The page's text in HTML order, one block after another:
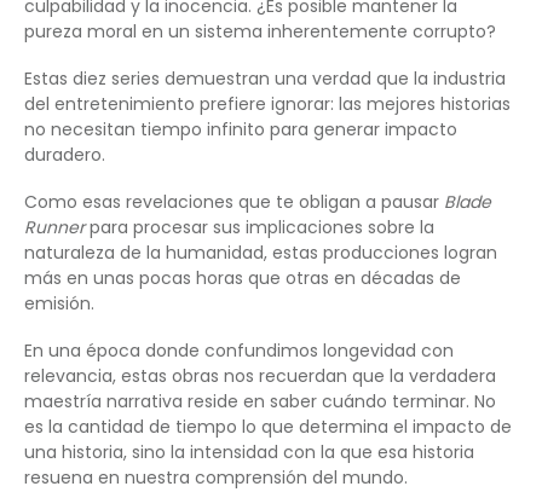
culpabilidad y la inocencia. ¿Es posible mantener la
pureza moral en un sistema inherentemente corrupto?
Estas diez series demuestran una verdad que la industria
del entretenimiento prefiere ignorar: las mejores historias
no necesitan tiempo infinito para generar impacto
duradero.
Como esas revelaciones que te obligan a pausar Blade
Runnerpara procesar sus implicaciones sobre la
naturaleza de la humanidad, estas producciones logran
más en unas pocas horas que otras en décadas de
emisión.
En una época donde confundimos longevidad con
relevancia, estas obras nos recuerdan que la verdadera
maestría narrativa reside en saber cuándo terminar. No
es la cantidad de tiempo lo que determina el impacto de
una historia, sino la intensidad con la que esa historia
resuena en nuestra comprensión del mundo.